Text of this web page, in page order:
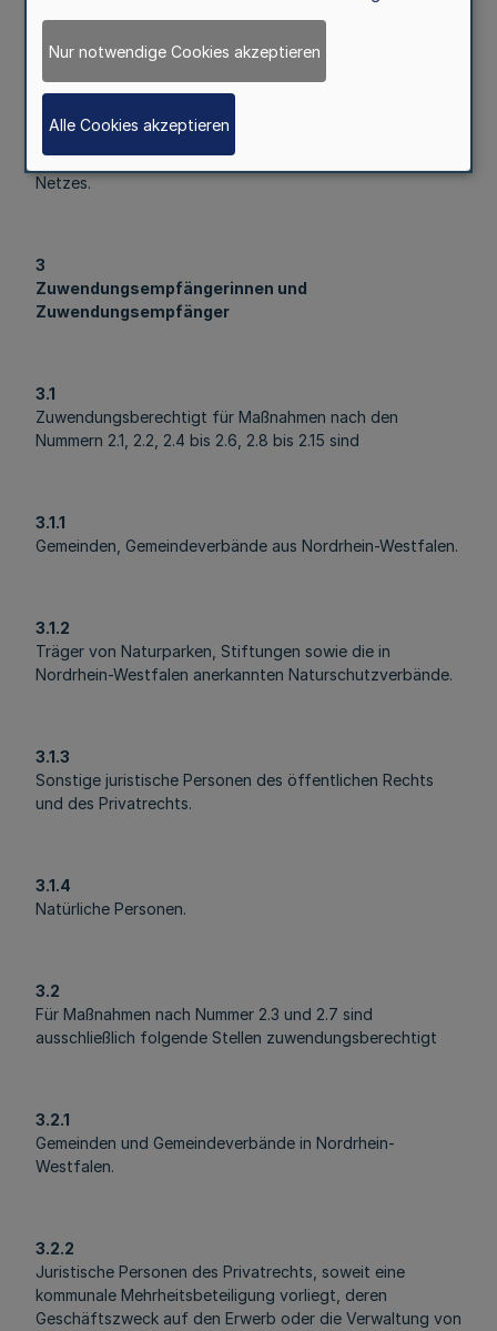
im Rahmen von Plattformen zum urbanen Gärtnern, zur
Investive Maßnahmen zum Ausbau und zur Unterstützung
von Biologischen Stationen im Rahmen des bestehenden
Netzes.
3
Zuwendungsempfängerinnen und
Zuwendungsempfänger
3.1
Zuwendungsberechtigt für Maßnahmen nach den
Nummern 2.1, 2.2, 2.4 bis 2.6, 2.8 bis 2.15 sind
3.1.1
Gemeinden, Gemeindeverbände aus Nordrhein-Westfalen.
3.1.2
Träger von Naturparken, Stiftungen sowie die in
Nordrhein-Westfalen anerkannten Naturschutzverbände.
3.1.3
Sonstige juristische Personen des öffentlichen Rechts
und des Privatrechts.
3.1.4
Natürliche Personen.
3.2
Für Maßnahmen nach Nummer 2.3 und 2.7 sind
ausschließlich folgende Stellen zuwendungsberechtigt
3.2.1
Gemeinden und Gemeindeverbände in Nordrhein-
Westfalen.
3.2.2
Juristische Personen des Privatrechts, soweit eine
kommunale Mehrheitsbeteiligung vorliegt, deren
Geschäftszweck auf den Erwerb oder die Verwaltung von
Nur notwendige Cookies akzeptieren
Alle Cookies akzeptieren